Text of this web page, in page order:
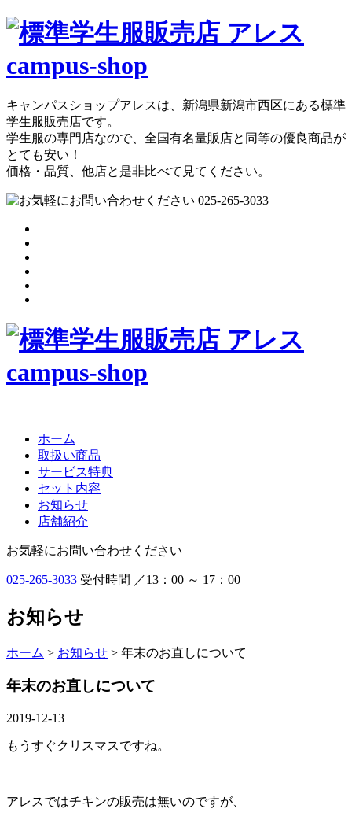
キャンパスショップアレスは、新潟県新潟市西区にある標準
学生服販売店です。
学生服の専門店なので、全国有名量販店と同等の優良商品が
とても安い！
価格・品質、他店と是非比べて見てください。
ホーム
取扱い商品
サービス特典
セット内容
お知らせ
店舗紹介
お気軽にお問い合わせください
025-265-3033 受付時間 ／13：00 ～ 17：00
お知らせ
ホーム > お知らせ > 年末のお直しについて
年末のお直しについて
2019-12-13
もうすぐクリスマスですね。
アレスではチキンの販売は無いのですが、